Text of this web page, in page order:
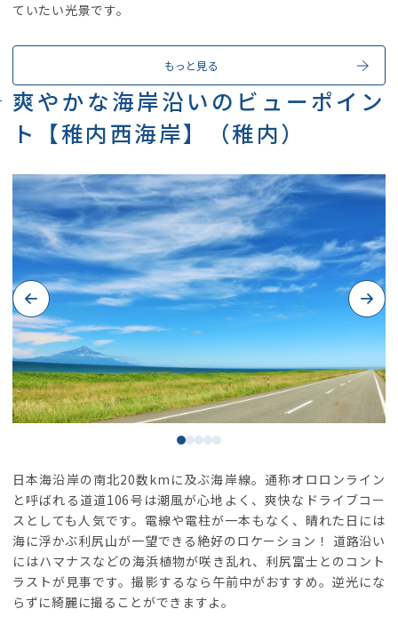
ていたい光景です。
もっと見る
爽やかな海岸沿いのビューポイン
ト【稚内西海岸】（稚内）
Previous Next
日本海沿岸の南北20数kmに及ぶ海岸線。通称オロロンライン
と呼ばれる道道106号は潮風が心地よく、爽快なドライブコー
スとしても人気です。電線や電柱が一本もなく、晴れた日には
海に浮かぶ利尻山が一望できる絶好のロケーション！ 道路沿い
にはハマナスなどの海浜植物が咲き乱れ、利尻富士とのコント
ラストが見事です。撮影するなら午前中がおすすめ。逆光にな
らずに綺麗に撮ることができますよ。